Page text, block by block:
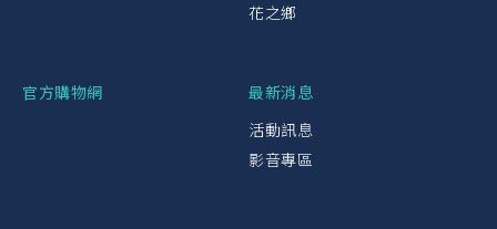
花之鄉
官方購物網
最新消息
活動訊息
影音專區